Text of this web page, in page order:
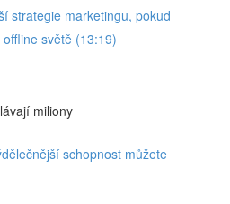
strategie marketingu, pokud
světě (13:19)
miliony
schopnost můžete